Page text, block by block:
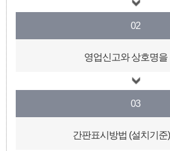
02
영업신고와 상호명을
03
간판표시방법 (설치기준